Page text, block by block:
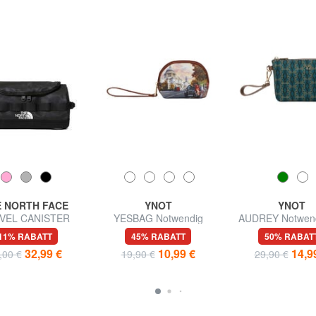
NORTH FACE
CANISTER
S
RABATT
€ 32,99 €
YNOT
YESBAG Notwendig
45% RABATT
19,90 € 10,99 €
YNOT
AUDREY
50%
29,90 €